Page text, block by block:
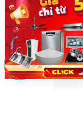
Chat hỗ trợ